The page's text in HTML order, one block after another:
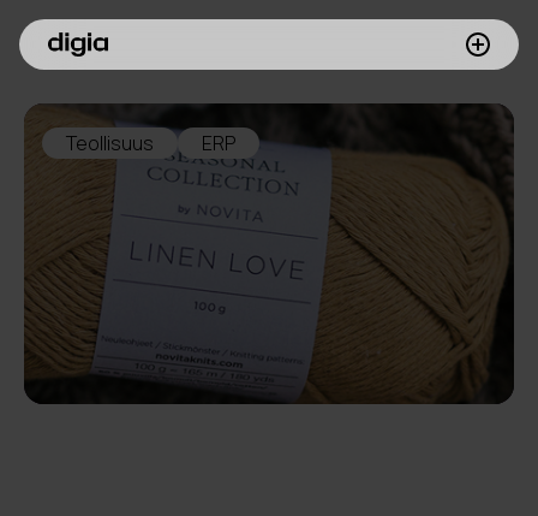
Palvelumme
Asiakkaamme
Inspiroidu
Digia yrityksenä
Sijoittajille
Meille töihin
Teollisuus ERP